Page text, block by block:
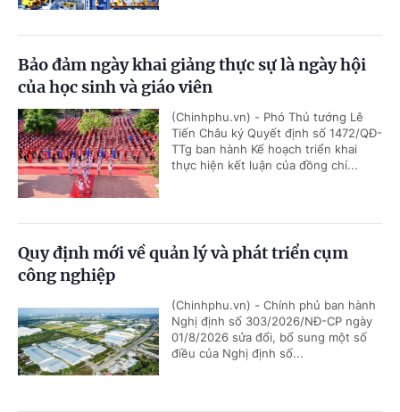
Bảo đảm ngày khai giảng thực sự là ngày hội
của học sinh và giáo viên
(Chinhphu.vn) - Phó Thủ tướng Lê
Tiến Châu ký Quyết định số 1472/QĐ-
TTg ban hành Kế hoạch triển khai
thực hiện kết luận của đồng chí...
Quy định mới về quản lý và phát triển cụm
công nghiệp
(Chinhphu.vn) - Chính phủ ban hành
Nghị định số 303/2026/NĐ-CP ngày
01/8/2026 sửa đổi, bổ sung một số
điều của Nghị định số...